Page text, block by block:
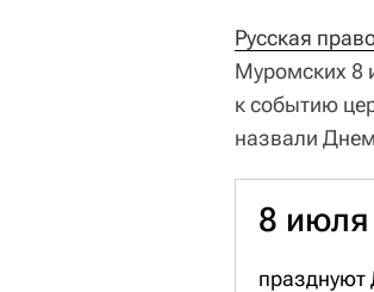
Русская
Муромских 8
к событию
назвали
8 июля
празднуют